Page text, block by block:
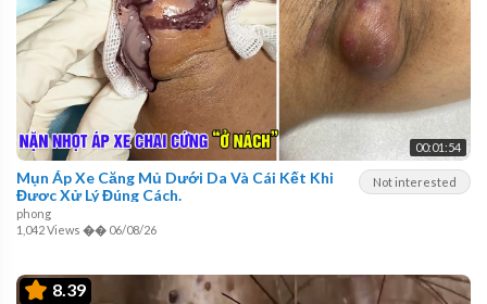
00:01:54
Not interested
Mụn Áp Xe Căng Mủ Dưới Da Và Cái Kết Khi
Được Xử Lý Đúng Cách.
phong
1,042 Views �� 06/08/26
8.39